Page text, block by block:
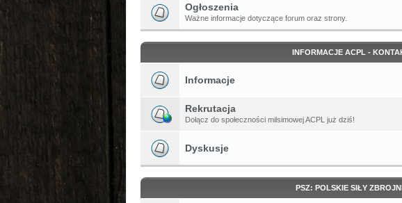
Ogłoszenia
Ważne informacje dotyczące forum oraz strony.
INFORMACJE ACPL -
Informacje
Rekrutacja
Dołącz do społeczności milsimowej ACPL już dziś!
Dyskusje
PSZ: POLSKIE SIŁY